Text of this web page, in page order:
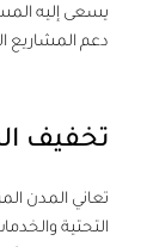
يسعى إليه
دعم المشاريع
تخفيف
تعاني المدن
التحتية والخدمات